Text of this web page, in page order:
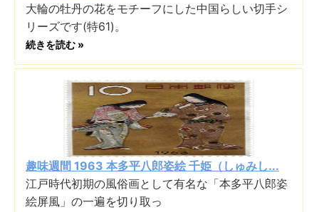
大輪の牡丹の花をモチーフにした中国らしい切手シ
リーズです(特61)。
続きを読む »
趣味週間 1963 本多平八郎姿絵 千姫（しゅみし...
江戸時代初期の風俗画として有名な「本多平八郎姿
絵屏風」の一遍を切り取っ